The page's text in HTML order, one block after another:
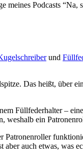
Podcasts “Na,
und
Das heißt, über
Füllfederhalter –
weshalb ein
auch etwas, was